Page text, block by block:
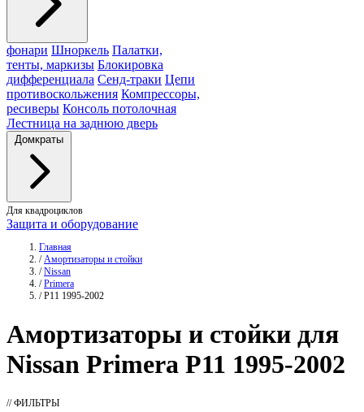
фонари Шноркель Палатки,
тенты, маркизы Блокировка
дифференциала Сенд-траки Цепи
противоскольжения Компрессоры,
ресиверы Консоль потолочная
Лестница на заднюю дверь
Домкраты
Для квадроциклов
Защита и оборудование
Главная
/ Амортизаторы и стойки
/ Nissan
/ Primera
/ P11 1995-2002
Амортизаторы и стойки для
Nissan Primera P11 1995-2002
// ФИЛЬТРЫ